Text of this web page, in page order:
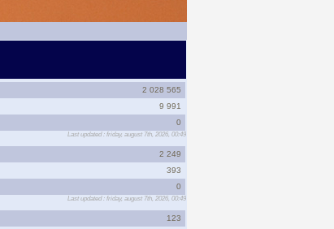
2 028 565
9 991
0
Last updated : friday, august 7th, 2026, 00:49
2 249
393
0
Last updated : friday, august 7th, 2026, 00:49
123